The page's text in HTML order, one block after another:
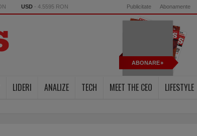
USD - 4.5595 RON Publicitate Abonamente
ABONARE
LIDERI ANALIZE TECH MEET THE CEO LIFESTYLE